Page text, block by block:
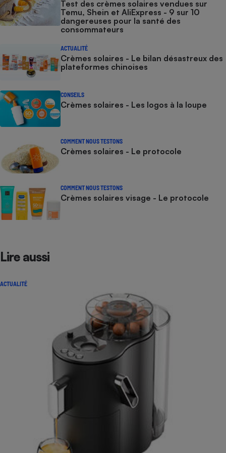
Test des crèmes solaires vendues sur
Temu, Shein et AliExpress - 9 sur 10
dangereuses pour la santé des
consommateurs
ACTUALITÉ
Crèmes solaires - Le bilan désastreux des
plateformes chinoises
CONSEILS
Crèmes solaires - Les logos à la loupe
COMMENT NOUS TESTONS
Crèmes solaires - Le protocole
COMMENT NOUS TESTONS
Crèmes solaires visage - Le protocole
Lire aussi
ACTUALITÉ